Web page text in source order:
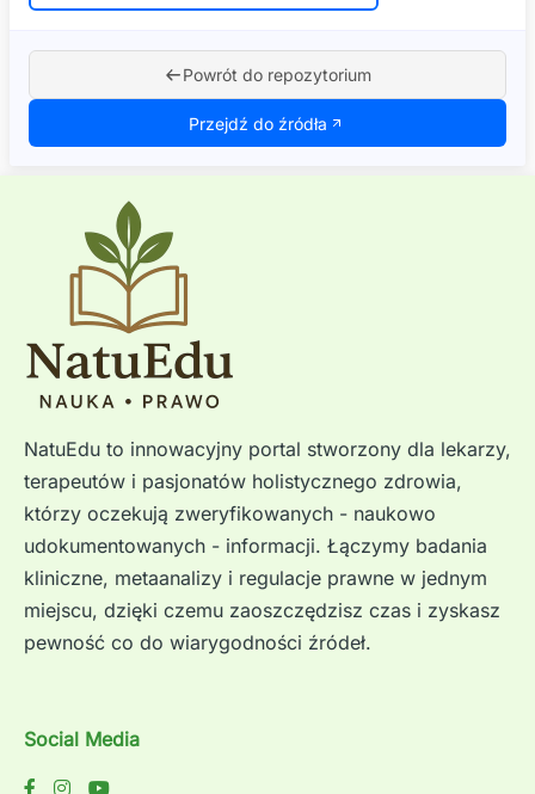
Powrót do repozytorium
Przejdź do źródła
NatuEdu to innowacyjny portal stworzony dla lekarzy,
terapeutów i pasjonatów holistycznego zdrowia,
którzy oczekują zweryfikowanych - naukowo
udokumentowanych - informacji. Łączymy badania
kliniczne, metaanalizy i regulacje prawne w jednym
miejscu, dzięki czemu zaoszczędzisz czas i zyskasz
pewność co do wiarygodności źródeł.
Social Media